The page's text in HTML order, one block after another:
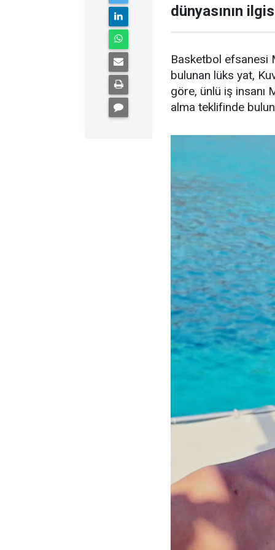
dünyasının
Basketbol efsanesi
bulunan lüks yat,
göre, ünlü iş insanı
alma teklifinde